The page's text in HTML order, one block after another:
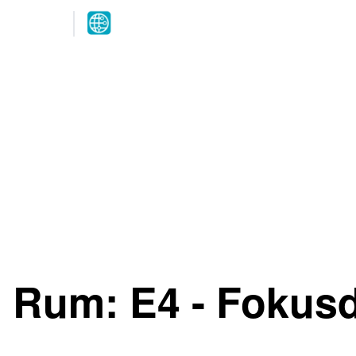
Rum: E4 -